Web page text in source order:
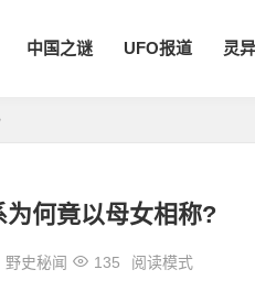
中国之谜 UFO报道 灵
何竟以母女相称?
野史秘闻 135 阅读模式